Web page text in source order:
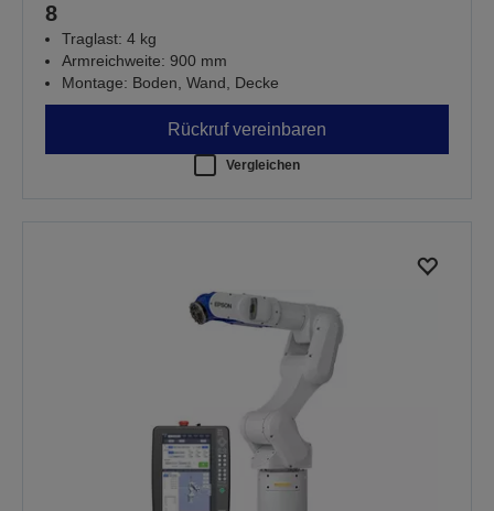
8
Traglast: 4 kg
Armreichweite: 900 mm
Montage: Boden, Wand, Decke
Rückruf vereinbaren
Vergleichen